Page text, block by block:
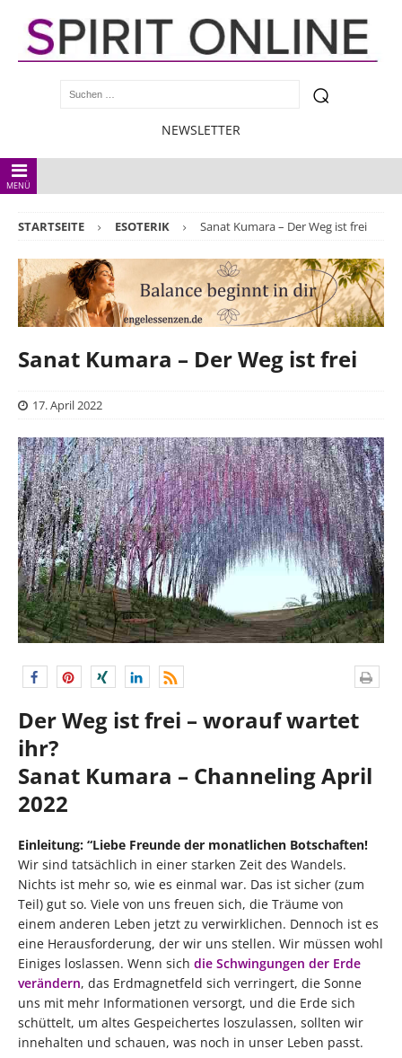
NEWSLETTER
MENÜ
STARTSEITE ESOTERIK Sanat Kumara – Der Weg ist frei
Sanat Kumara – Der Weg ist frei
17. April 2022
Der Weg ist frei – worauf wartet
ihr?
Sanat Kumara – Channeling April
2022
Einleitung: “Liebe Freunde der monatlichen Botschaften!
Wir sind tatsächlich in einer starken Zeit des Wandels.
Nichts ist mehr so, wie es einmal war. Das ist sicher (zum
Teil) gut so. Viele von uns freuen sich, die Träume von
einem anderen Leben jetzt zu verwirklichen. Dennoch ist es
eine Herausforderung, der wir uns stellen. Wir müssen wohl
Einiges loslassen. Wenn sich die Schwingungen der Erde
verändern, das Erdmagnetfeld sich verringert, die Sonne
uns mit mehr Informationen versorgt, und die Erde sich
schüttelt, um altes Gespeichertes loszulassen, sollten wir
innehalten und schauen, was noch in unser Leben passt.